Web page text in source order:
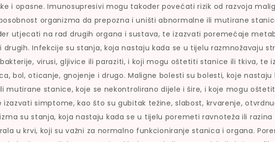
i opasne. Imunosupresivi mogu također povećati rizik od razvoja
organizma da prepozna i uništi abnormalne ili mutirane
utjecati na rad drugih organa i sustava, te izazvati poremećaje
drugih. Infekcije su stanja, koja nastaju kada se u tijelu razmnožavaju
virusi, gljivice ili paraziti, i koji mogu oštetiti stanice ili tkiva, te
bol, oticanje, gnojenje i drugo. Maligne bolesti su bolesti, koje nastaju
mutirane stanice, koje se nekontrolirano dijele i šire, i koje mogu
simptome, kao što su gubitak težine, slabost, krvarenje,
su stanja, koja nastaju kada se u tijelu poremeti ravnoteža ili razina
u krvi, koji su važni za normalno funkcioniranje stanica i organa.